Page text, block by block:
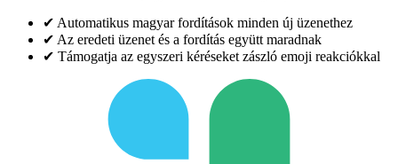
✔ Automatikus magyar fordítások minden új üzenethez
✔ Az eredeti üzenet és a fordítás együtt maradnak
✔ Támogatja az egyszeri kéréseket zászló emoji reakciókkal